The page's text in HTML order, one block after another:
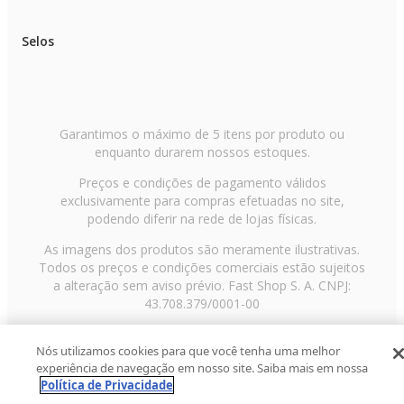
Modelo: Charles Eames
Estrutura: Madeira compensada revestida com lâmina cor imbuia
Revestimento: Couro Natural
Assentos: Espuma D-30 soft
Encostos: Espuma D-23 soft
Braços: Fixos - espuma D-26
Pés: Alumínio
Base: Base giratória em alumínio
0,66 m x 0,52m x 0,44 m (CxPxA)
Dimensões da embalagem: Vol I: POLTRONA - 0,98 m x 0,52 m x 0,44
Selos
Garantimos o máximo de 5 itens por produto ou
enquanto durarem nossos estoques.
Preços e condições de pagamento válidos
exclusivamente para compras efetuadas no site,
podendo diferir na rede de lojas físicas.
As imagens dos produtos são meramente ilustrativas.
Todos os preços e condições comerciais estão sujeitos
a alteração sem aviso prévio. Fast Shop S. A. CNPJ:
43.708.379/0001-00
Paulo/SP, CEP 02029-001, Telefone: 11 3003-3728 ©
2013 Fast Shop - Todos os direitos reservadosRF
Nós utilizamos cookies para que você tenha uma melhor
experiência de navegação em nosso site. Saiba mais em nossa
Política de Privacidade